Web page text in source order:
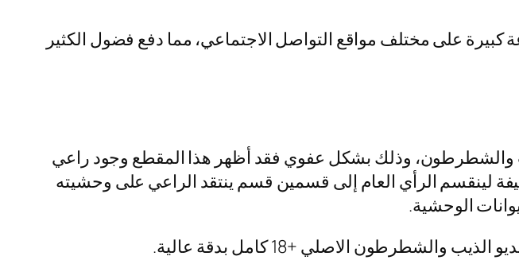
في الهشيم بسرعة كبيرة على مختلف مواقع التواصل الاجتماعي، مما دفع فضول الكثير
والشطرطون، وذلك بشكل عفوي فقد أظهر هذا المقطع وجود راعي
لينقسم الرأي العام إلى قسمين قسم ينتقد الراعي على وحشيته
الوحشية.
الاصلي +18 كامل بدقة عالية.